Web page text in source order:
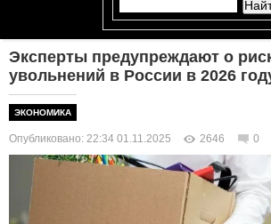
НОВОСТИ
ПОЛИТИКА
ЭКОНОМИКА
Эксперты предупреждают о
увольнений в России в 2026
ЭКОНОМИКА
Опубликовано: 22:34 01.11.2025 2646 0